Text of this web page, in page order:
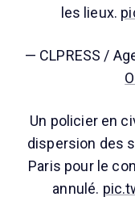
les lieux.
— CLPRESS /
Un policier en
dispersion des
Paris pour le
annulé.